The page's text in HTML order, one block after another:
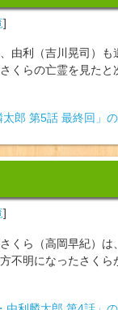
]
由利（吉川晃司）も
くらの亡霊を見たと
太郎 第5話 最終回」
]
くら（高岡早紀）は
不明になったさくら